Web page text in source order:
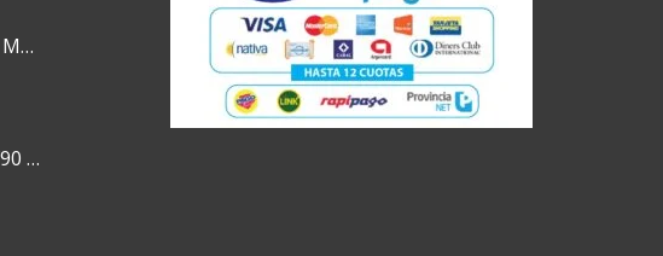
SILICONA BARRA CBX FINA 7 MM 28 CM
ESPIRAL PLASTICO 12 MM P/90 HJS X50X1500